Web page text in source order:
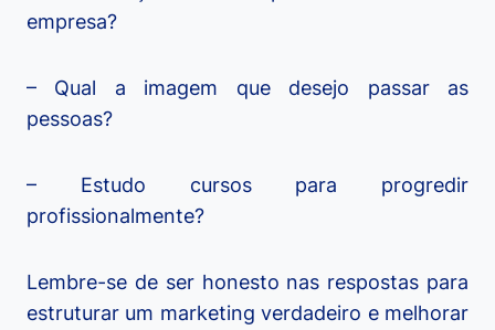
empresa?
– Qual a imagem que desejo passar as
pessoas?
– Estudo cursos para progredir
profissionalmente?
Lembre-se de ser honesto nas respostas para
estruturar um marketing verdadeiro e melhorar